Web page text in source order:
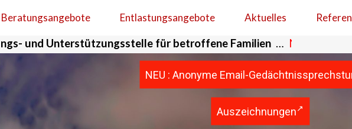
Beratungsangebote Entlastungsangebote Aktuelles
und Unterstützungsstelle für betroffeneFamilien … Neues Angebot
Auszeichnungen
NEU : Anonyme Email-